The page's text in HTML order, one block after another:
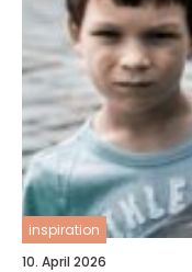
inspiration
10. April 2026